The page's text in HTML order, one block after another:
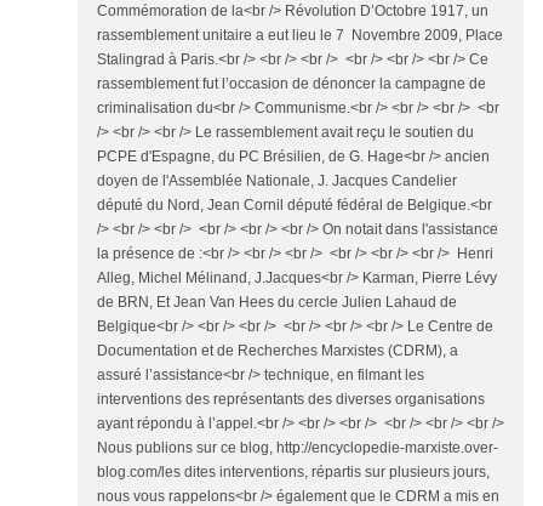
Commémoration de la<br /> Révolution D’Octobre 1917, un
rassemblement unitaire a eut lieu le 7 Novembre 2009, Place
Stalingrad à Paris.<br /> <br /> <br /> <br /> <br /> <br /> Ce
rassemblement fut l’occasion de dénoncer la campagne de
criminalisation du<br /> Communisme.<br /> <br /> <br /> <br
/> <br /> <br /> Le rassemblement avait reçu le soutien du
PCPE d'Espagne, du PC Brésilien, de G. Hage<br /> ancien
doyen de l'Assemblée Nationale, J. Jacques Candelier
député du Nord, Jean Cornil député fédéral de Belgique.<br
/> <br /> <br /> <br /> <br /> <br /> On notait dans l'assistance
la présence de :<br /> <br /> <br /> <br /> <br /> <br /> Henri
Alleg, Michel Mélinand, J.Jacques<br /> Karman, Pierre Lévy
de BRN, Et Jean Van Hees du cercle Julien Lahaud de
Belgique<br /> <br /> <br /> <br /> <br /> <br /> Le Centre de
Documentation et de Recherches Marxistes (CDRM), a
assuré l’assistance<br /> technique, en filmant les
interventions des représentants des diverses organisations
ayant répondu à l’appel.<br /> <br /> <br /> <br /> <br /> <br />
Nous publions sur ce blog, http://encyclopedie-marxiste.over-
blog.com/les dites interventions, répartis sur plusieurs jours,
nous vous rappelons<br /> également que le CDRM a mis en